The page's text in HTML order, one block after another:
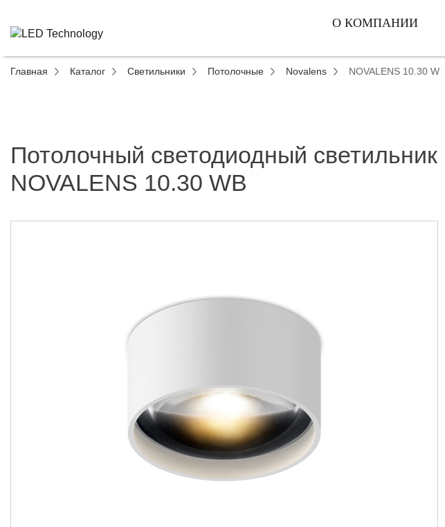
О КОМПАНИИ
Главная Каталог Светильники Потолочные Novalens NOVALENS 10.30 W
Потолочный светодиодный светильник
NOVALENS 10.30 WB